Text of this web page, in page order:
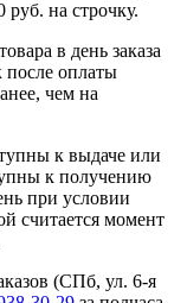
руб. на строчку.
в день заказа
после оплаты
чем на
к выдаче или
к получению
при условии
считается момент
(СПб, ул. 6-я